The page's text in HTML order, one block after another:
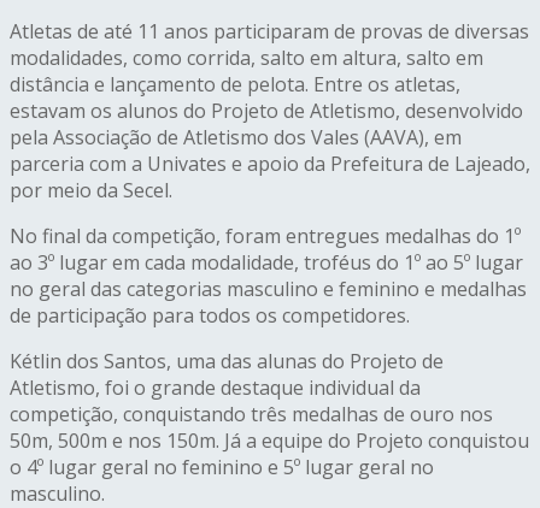
Atletas de até 11 anos participaram de provas de diversas
modalidades, como corrida, salto em altura, salto em
distância e lançamento de pelota. Entre os atletas,
estavam os alunos do Projeto de Atletismo, desenvolvido
pela Associação de Atletismo dos Vales (AAVA), em
parceria com a Univates e apoio da Prefeitura de Lajeado,
por meio da Secel.
No final da competição, foram entregues medalhas do 1º
ao 3º lugar em cada modalidade, troféus do 1º ao 5º lugar
no geral das categorias masculino e feminino e medalhas
de participação para todos os competidores.
Kétlin dos Santos, uma das alunas do Projeto de
Atletismo, foi o grande destaque individual da
competição, conquistando três medalhas de ouro nos
50m, 500m e nos 150m. Já a equipe do Projeto conquistou
o 4º lugar geral no feminino e 5º lugar geral no
masculino.